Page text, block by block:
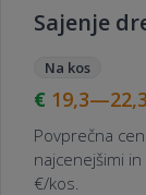
Sajenje
Na kos
19,3—22,3
Povprečna
najcenejšimi
€/kos.